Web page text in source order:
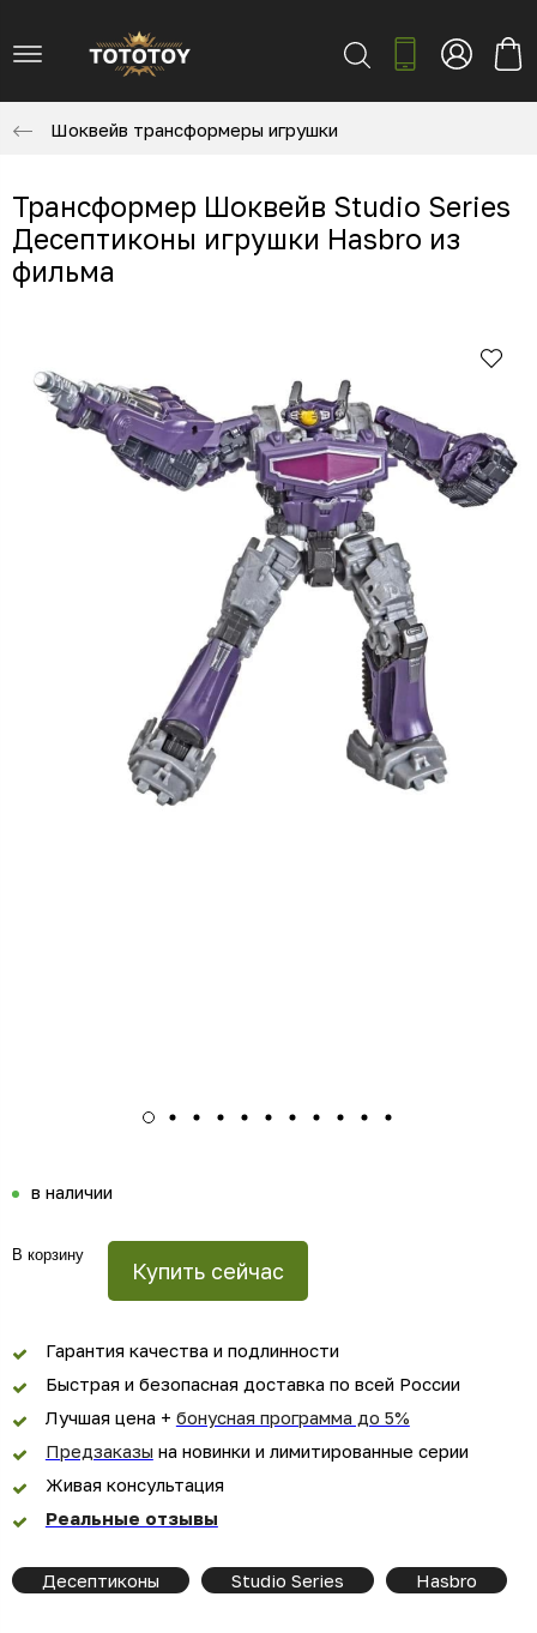
Шоквейв трансформеры игрушки
Трансформер Шоквейв Studio Series
Десептиконы игрушки Hasbro из
фильма
в наличии
В корзину
Купить сейчас
Гарантия качества и подлинности
Быстрая и безопасная доставка по всей России
Лучшая цена + бонусная программа до 5%
Предзаказы на новинки и лимитированные серии
Живая консультация
Реальные отзывы
Десептиконы Studio Series Hasbro